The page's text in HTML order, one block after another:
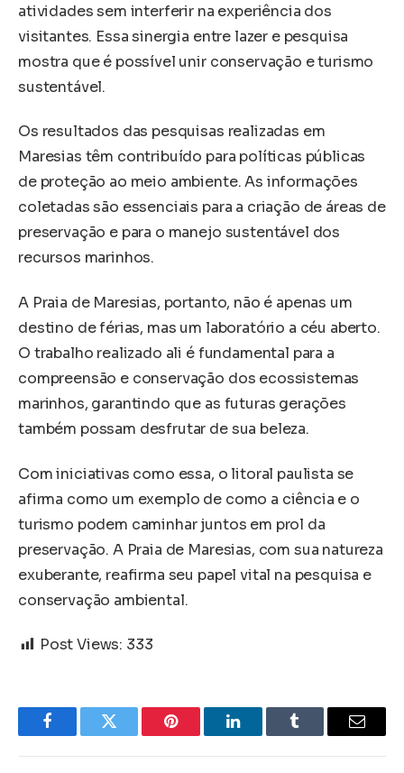
atividades sem interferir na experiência dos
visitantes. Essa sinergia entre lazer e pesquisa
mostra que é possível unir conservação e turismo
sustentável.
Os resultados das pesquisas realizadas em
Maresias têm contribuído para políticas públicas
de proteção ao meio ambiente. As informações
coletadas são essenciais para a criação de áreas de
preservação e para o manejo sustentável dos
recursos marinhos.
A Praia de Maresias, portanto, não é apenas um
destino de férias, mas um laboratório a céu aberto.
O trabalho realizado ali é fundamental para a
compreensão e conservação dos ecossistemas
marinhos, garantindo que as futuras gerações
também possam desfrutar de sua beleza.
Com iniciativas como essa, o litoral paulista se
afirma como um exemplo de como a ciência e o
turismo podem caminhar juntos em prol da
preservação. A Praia de Maresias, com sua natureza
exuberante, reafirma seu papel vital na pesquisa e
conservação ambiental.
Post Views: 333
FacebookTwitter Pinterest LinkedInTumblr Email